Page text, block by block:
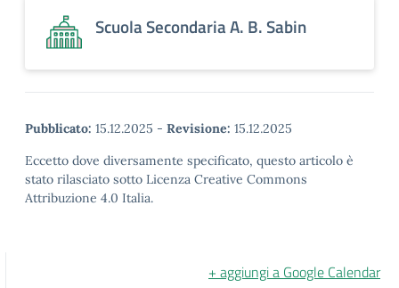
Scuola Secondaria A. B. Sabin
Pubblicato: 15.12.2025 - Revisione: 15.12.2025
Eccetto dove diversamente specificato, questo articolo è
stato rilasciato sotto Licenza Creative Commons
Attribuzione 4.0 Italia.
+ aggiungi a Google Calendar